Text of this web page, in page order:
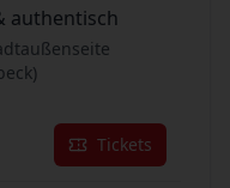
authentisch
Tickets